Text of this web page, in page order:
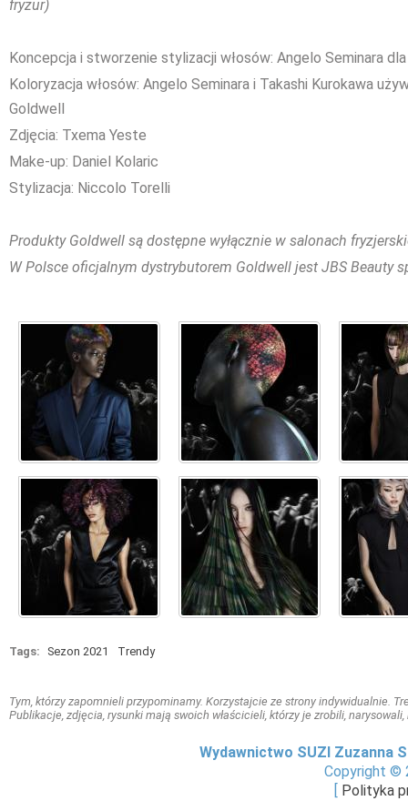
fryzur)
Koncepcja i stworzenie stylizacji włosów: Angelo Seminara
Koloryzacja włosów: Angelo Seminara i Takashi Kurokawa
Goldwell
Zdjęcia: Txema Yeste
Make-up: Daniel Kolaric
Stylizacja: Niccolo Torelli
Produkty Goldwell są dostępne wyłącznie w salonach
W Polsce oficjalnym dystrybutorem Goldwell jest JBS Beauty
Tags: Sezon 2021 Trendy
Tym, którzy zapomnieli przypominamy. Korzystajcie ze strony indywidualnie.
Publikacje, zdjęcia, rysunki mają swoich właścicieli, którzy je zrobili,
Wydawnictwo SUZI Zuzanna
Copyright ©
Polityka